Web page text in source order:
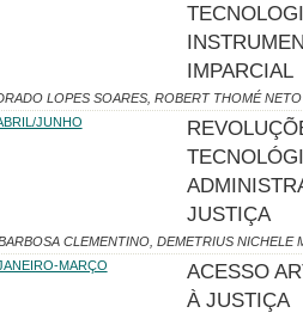
IMPARCIAL
LOPES SOARES, ROBERT THOMÉ NETO
JUNHO
JUSTIÇA
CLEMENTINO, DEMETRIUS NICHELE
MARÇO
ACESSO
À JUSTIÇA